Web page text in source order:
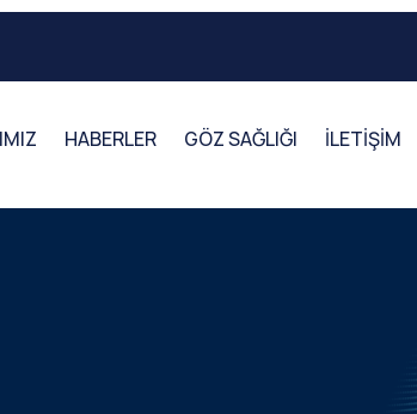
HABERLER GÖZ SAĞLIĞI İLETİŞİM